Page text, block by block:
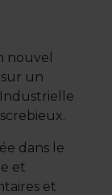
nouvel
un
dans le
et
et